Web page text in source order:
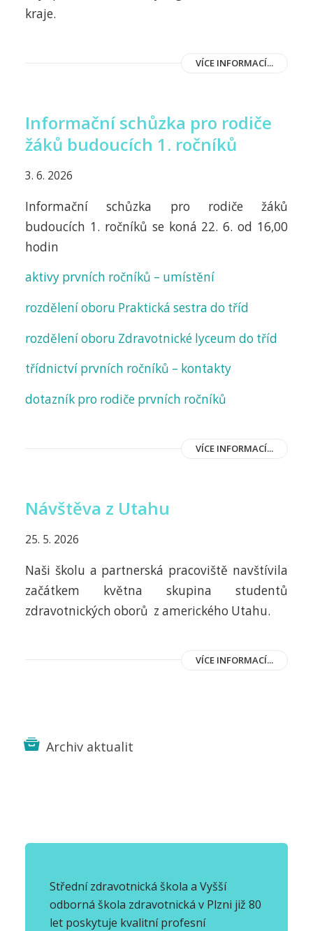
kraje.
VÍCE INFORMACÍ...
Informační schůzka pro rodiče
žáků budoucích 1. ročníků
3. 6. 2026
Informační schůzka pro rodiče žáků
budoucích 1. ročníků se koná 22. 6. od 16,00
hodin
aktivy prvních ročníků – umístění
rozdělení oboru Praktická sestra do tříd
rozdělení oboru Zdravotnické lyceum do tříd
třídnictví prvních ročníků – kontakty
dotazník pro rodiče prvních ročníků
VÍCE INFORMACÍ...
Návštěva z Utahu
25. 5. 2026
Naši školu a partnerská pracoviště navštívila
začátkem května skupina studentů
zdravotnických oborů z amerického Utahu.
VÍCE INFORMACÍ...
Archiv aktualit
Střední zdravotnická škola a Vyšší
odborná škola zdravotnická v Plzni již 80
let poskytuje kvalitní profesní